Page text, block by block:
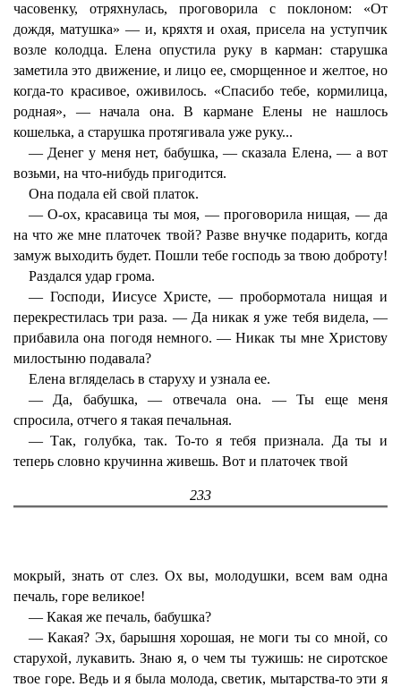
часовенку, отряхнулась, проговорила с поклоном: «От
дождя, матушка» — и, кряхтя и охая, присела на уступчик
возле колодца. Елена опустила руку в карман: старушка
заметила это движение, и лицо ее, сморщенное и желтое, но
когда-то красивое, оживилось. «Спасибо тебе, кормилица,
родная», — начала она. В кармане Елены не нашлось
кошелька, а старушка протягивала уже руку...
— Денег у меня нет, бабушка, — сказала Елена, — а вот
возьми, на что-нибудь пригодится.
Она подала ей свой платок.
— О-ох, красавица ты моя, — проговорила нищая, — да
на что же мне платочек твой? Разве внучке подарить, когда
замуж выходить будет. Пошли тебе господь за твою доброту!
Раздался удар грома.
— Господи, Иисусе Христе, — пробормотала нищая и
перекрестилась три раза. — Да никак я уже тебя видела, —
прибавила она погодя немного. — Никак ты мне Христову
милостыню подавала?
Елена вгляделась в старуху и узнала ее.
— Да, бабушка, — отвечала она. — Ты еще меня
спросила, отчего я такая печальная.
— Так, голубка, так. То-то я тебя признала. Да ты и
теперь словно кручинна живешь. Вот и платочек твой
233
мокрый, знать от слез. Ох вы, молодушки, всем вам одна
печаль, горе великое!
— Какая же печаль, бабушка?
— Какая? Эх, барышня хорошая, не моги ты со мной, со
старухой, лукавить. Знаю я, о чем ты тужишь: не сиротское
твое горе. Ведь и я была молода, светик, мытарства-то эти я